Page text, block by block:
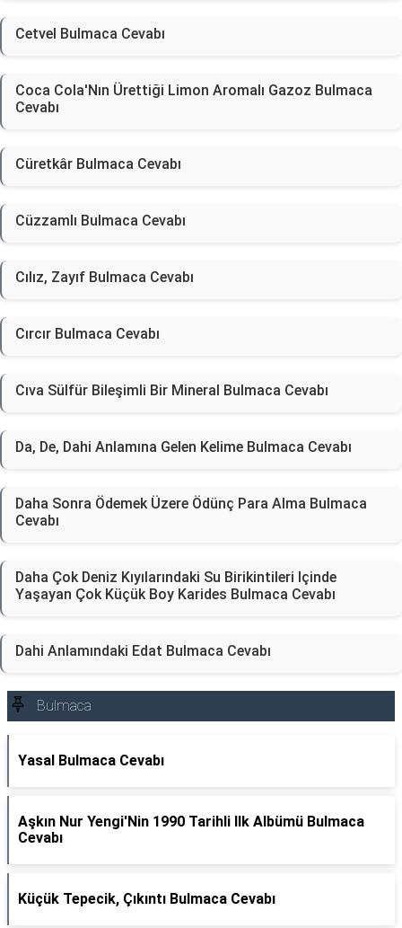
Cetvel Bulmaca Cevabı
Coca Cola'Nın Ürettiği Limon Aromalı Gazoz Bulmaca
Cevabı
Cüretkâr Bulmaca Cevabı
Cüzzamlı Bulmaca Cevabı
Cılız, Zayıf Bulmaca Cevabı
Cırcır Bulmaca Cevabı
Cıva Sülfür Bileşimli Bir Mineral Bulmaca Cevabı
Da, De, Dahi Anlamına Gelen Kelime Bulmaca Cevabı
Daha Sonra Ödemek Üzere Ödünç Para Alma Bulmaca
Cevabı
Daha Çok Deniz Kıyılarındaki Su Birikintileri Içinde
Yaşayan Çok Küçük Boy Karides Bulmaca Cevabı
Dahi Anlamındaki Edat Bulmaca Cevabı
Bulmaca
Yasal Bulmaca Cevabı
Aşkın Nur Yengi'Nin 1990 Tarihli Ilk Albümü Bulmaca
Cevabı
Küçük Tepecik, Çıkıntı Bulmaca Cevabı